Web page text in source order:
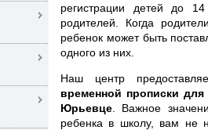
регистрации детей до
родителей. Когда
ребенок может быть
одного из них.
Наш центр
временной прописки
Юрьевце . Важное
ребенка в школу, вам не